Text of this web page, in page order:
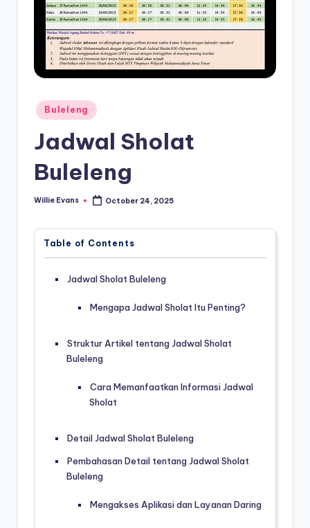
Posted
in
Buleleng
Jadwal Sholat
Buleleng
Posted
Willie Evans October 24, 2025
Table of Contents
Jadwal Sholat Buleleng
Mengapa Jadwal Sholat Itu Penting?
Struktur Artikel tentang Jadwal Sholat
Buleleng
Cara Memanfaatkan Informasi Jadwal
Sholat
Detail Jadwal Sholat Buleleng
Pembahasan Detail tentang Jadwal Sholat
Buleleng
Mengakses Aplikasi dan Layanan Daring